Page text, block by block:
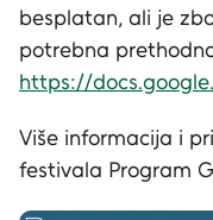
besplatan, ali je
potrebna
https://
Više informacija i
festivala Program